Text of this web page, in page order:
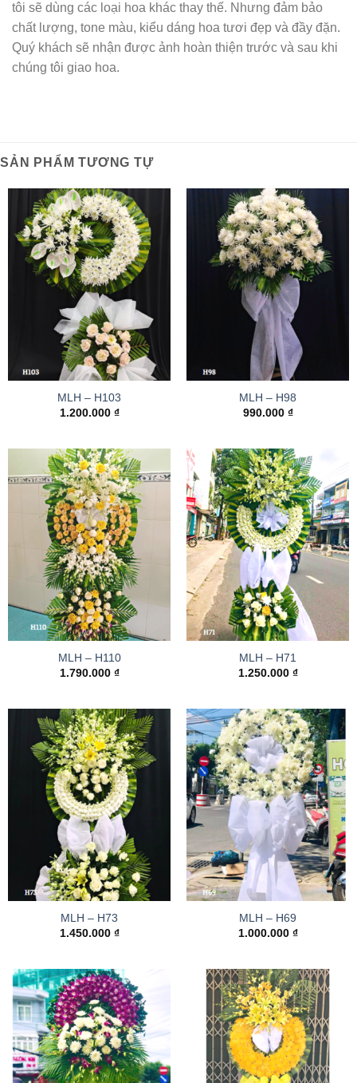
tôi sẽ dùng các loại hoa khác thay thế. Nhưng đảm bảo
chất lượng, tone màu, kiểu dáng hoa tươi đẹp và đầy đặn.
Quý khách sẽ nhận được ảnh hoàn thiện trước và sau khi
chúng tôi giao hoa.
SẢN PHẨM TƯƠNG TỰ
MLH – H103
1.200.000 ₫
MLH – H98
990.000 ₫
MLH – H110
1.790.000 ₫
MLH – H71
1.250.000 ₫
MLH – H73
1.450.000 ₫
MLH – H69
1.000.000 ₫